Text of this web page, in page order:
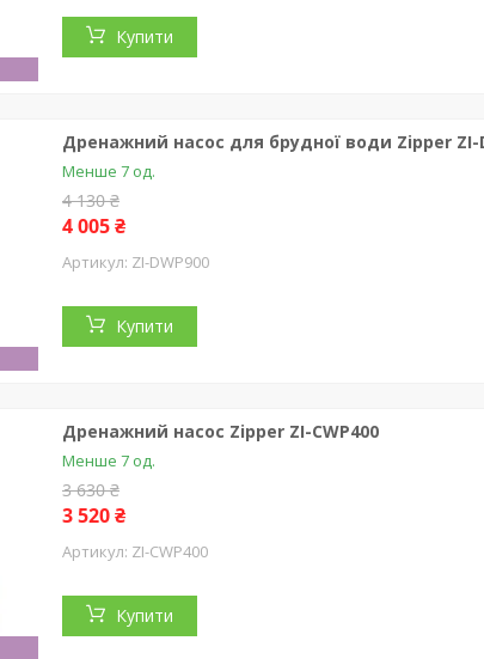
Купити
Дренажний насос для брудної води Zipper ZI-
Менше 7 од.
4 130 ₴
4 005 ₴
ZI-DWP900
Купити
Дренажний насос Zipper ZI-CWP400
Менше 7 од.
3 630 ₴
3 520 ₴
ZI-CWP400
Купити